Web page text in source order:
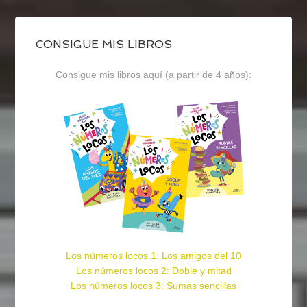
CONSIGUE MIS LIBROS
Consigue mis libros aquí (a partir de 4 años):
Los números locos 1: Los amigos del 10
Los números locos 2: Doble y mitad
Los números locos 3: Sumas sencillas